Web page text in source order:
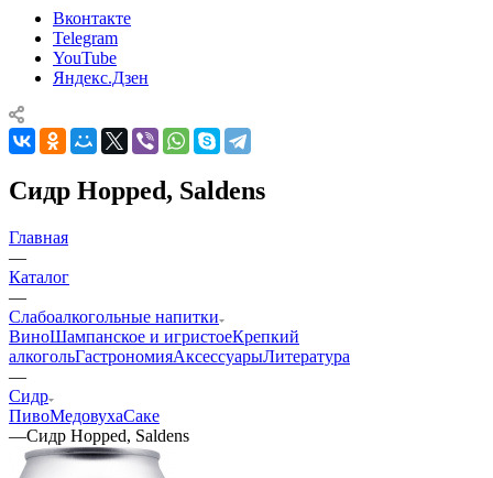
Вконтакте
Telegram
YouTube
Яндекс.Дзен
Сидр Hopped, Saldens
Главная
—
Каталог
—
Слабоалкогольные напитки
ВиноШампанское и игристоеКрепкий
алкогольГастрономияАксессуарыЛитература
—
Сидр
ПивоМедовухаСаке
—Сидр Hopped, Saldens